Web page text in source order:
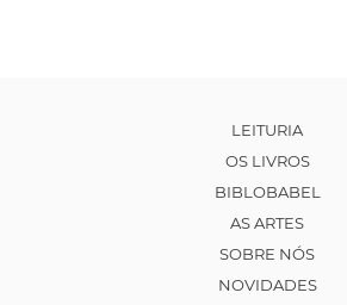
LEITURIA
OS LIVROS
BIBLOBABEL
AS ARTES
SOBRE NÓS
NOVIDADES